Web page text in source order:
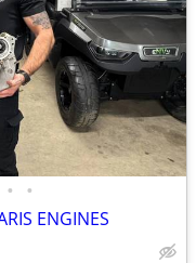
• •
ENGINES